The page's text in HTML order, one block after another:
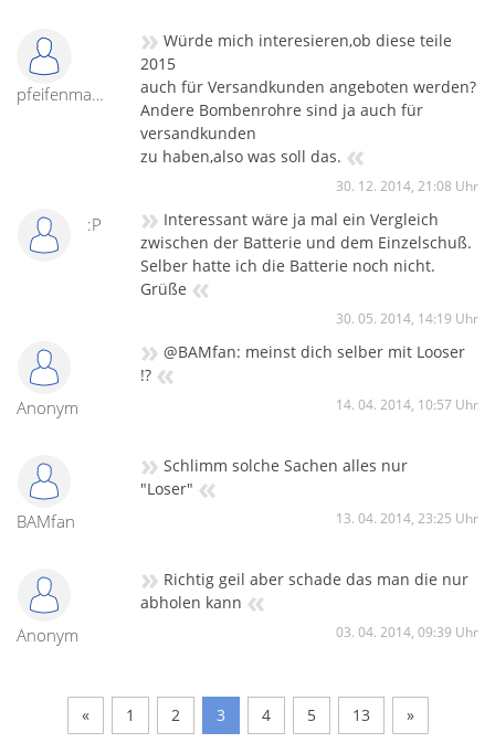
pfeifenmann
» Würde mich interesieren,ob diese teile
2015
auch für Versandkunden angeboten werden?
Andere Bombenrohre sind ja auch für
versandkunden
zu haben,also was soll das. «
30. 12. 2014, 21:08 Uhr
:P » Interessant wäre ja mal ein Vergleich
zwischen der Batterie und dem Einzelschuß.
Selber hatte ich die Batterie noch nicht.
Grüße «
30. 05. 2014, 14:19 Uhr
Anonym
» @BAMfan: meinst dich selber mit Looser
!? «
14. 04. 2014, 10:57 Uhr
BAMfan
» Schlimm solche Sachen alles nur
"Loser" «
13. 04. 2014, 23:25 Uhr
Anonym
» Richtig geil aber schade das man die nur
abholen kann «
03. 04. 2014, 09:39 Uhr
« 1 2 3 4 5 13 »